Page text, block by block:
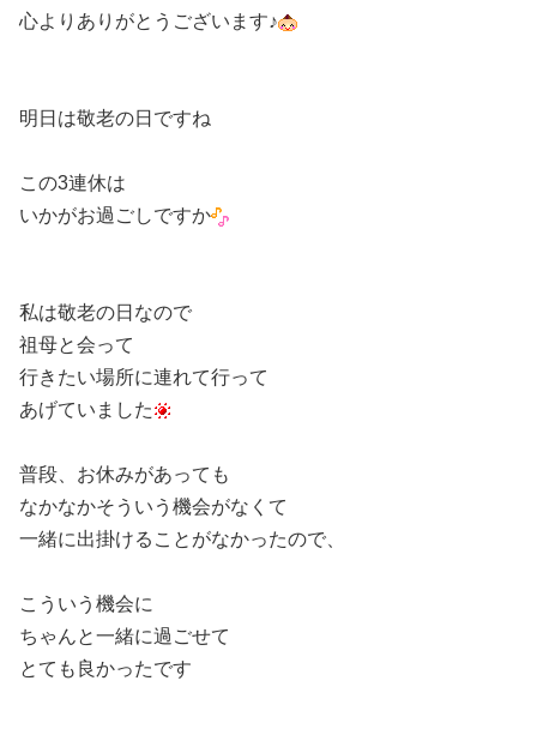
心よりありがとうございます♪
明日は敬老の日ですね
この3連休は
いかがお過ごしですか
私は敬老の日なので
祖母と会って
行きたい場所に連れて行って
あげていました
普段、お休みがあっても
なかなかそういう機会がなくて
一緒に出掛けることがなかったので、
こういう機会に
ちゃんと一緒に過ごせて
とても良かったです